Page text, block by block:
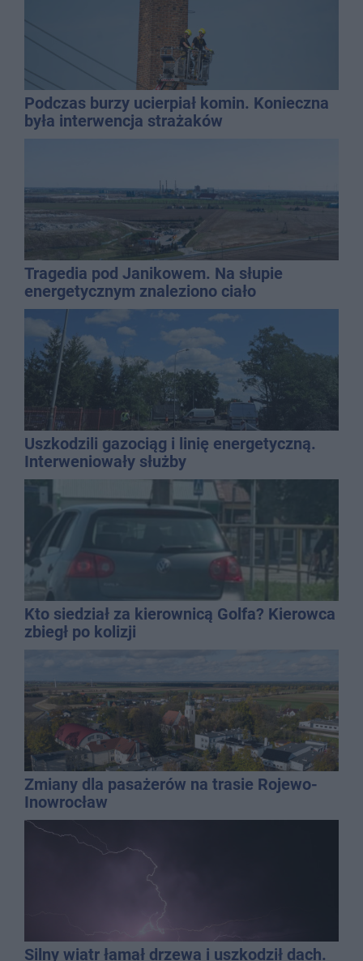
Podczas burzy ucierpiał komin. Konieczna
była interwencja strażaków
Tragedia pod Janikowem. Na słupie
energetycznym znaleziono ciało
mężczyzny
Uszkodzili gazociąg i linię energetyczną.
Interweniowały służby
Kto siedział za kierownicą Golfa? Kierowca
zbiegł po kolizji
Zmiany dla pasażerów na trasie Rojewo-
Inowrocław
Silny wiatr łamał drzewa i uszkodził dach.